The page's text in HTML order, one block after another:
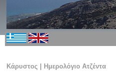
Κάρυστος | Ημερολόγιο Ατζέντα